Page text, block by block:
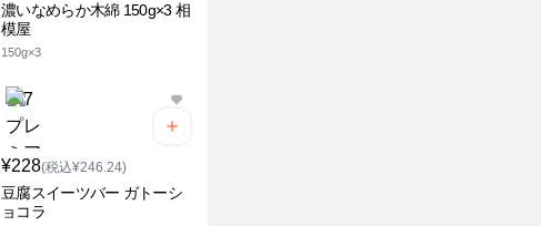
濃いなめらか木綿 150g×3 相
模屋
150g×3
¥228(税込¥246.24)
豆腐スイーツバー ガトーシ
ョコラ